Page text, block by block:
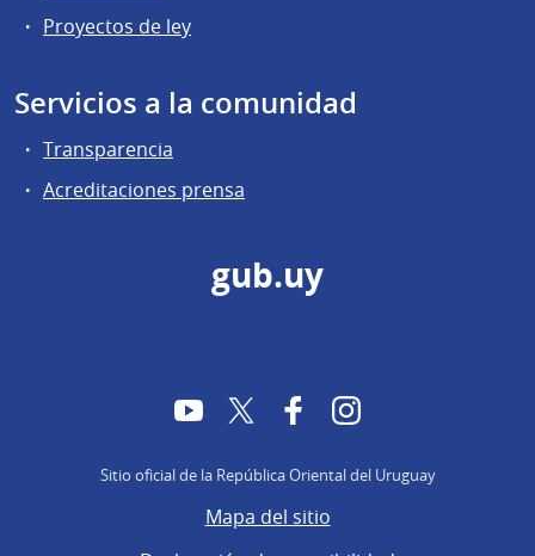
Proyectos de ley
Servicios a la comunidad
Transparencia
Acreditaciones prensa
gub.uy
YouTubeTwitter FacebookInstagram
Sitio oficial de la República Oriental del Uruguay
Mapa del sitio